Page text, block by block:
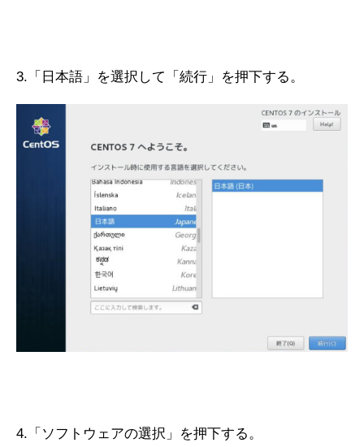
3.「日本語」を選択して「続行」を押下する。
4.「ソフトウェアの選択」を押下する。